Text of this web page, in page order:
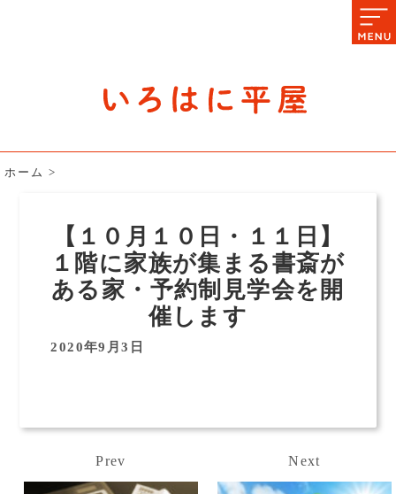
ホーム >
【１０月１０日・１１日】
１階に家族が集まる書斎が
ある家・予約制見学会を開
催します
2020年9月3日
Prev Next